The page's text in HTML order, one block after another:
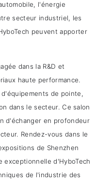
l'énergie
secteur industriel, les
peuvent apporter
dans la R&D et
haute performance.
de pointe,
dans le secteur. Ce salon
d'échanger en profondeur
Rendez-vous dans le
de Shenzhen
exceptionnelle d'HyboTech
de l'industrie des